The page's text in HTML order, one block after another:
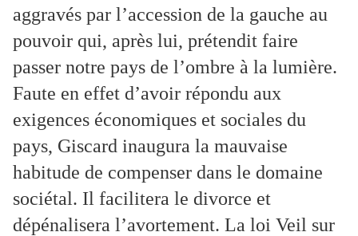
aggravés par l’accession de la gauche au
pouvoir qui, après lui, prétendit faire
passer notre pays de l’ombre à la lumière.
Faute en effet d’avoir répondu aux
exigences économiques et sociales du
pays, Giscard inaugura la mauvaise
habitude de compenser dans le domaine
sociétal. Il facilitera le divorce et
dépénalisera l’avortement. La loi Veil sur